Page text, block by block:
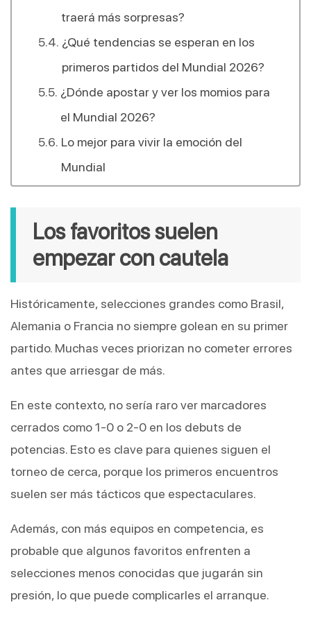
traerá más sorpresas?
¿Qué tendencias se esperan en los
primeros partidos del Mundial 2026?
¿Dónde apostar y ver los momios para
el Mundial 2026?
Lo mejor para vivir la emoción del
Mundial
Los favoritos suelen
empezar con cautela
Históricamente, selecciones grandes como Brasil,
Alemania o Francia no siempre golean en su primer
partido. Muchas veces priorizan no cometer errores
antes que arriesgar de más.
En este contexto, no sería raro ver marcadores
cerrados como 1-0 o 2-0 en los debuts de
potencias. Esto es clave para quienes siguen el
torneo de cerca, porque los primeros encuentros
suelen ser más tácticos que espectaculares.
Además, con más equipos en competencia, es
probable que algunos favoritos enfrenten a
selecciones menos conocidas que jugarán sin
presión, lo que puede complicarles el arranque.